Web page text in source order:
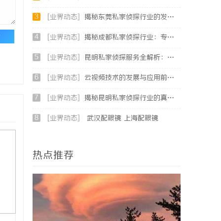
3 [业界动态] 揭秘东莞私家侦探行业的发展与服务价值
4 [业界动态] 揭秘成都私家侦探行业：专业服务与法律边界解析
5 [业界动态] 昆明私家侦探服务全解析：专业侦查助您解决疑难问题
6 [业界动态] 云视频技术的发展与应用前景全方位解析
7 [业界动态] 揭秘昆明私家侦探行业的真实面貌与服务价值
8 [业界动态] 武汉配眼镜 上海配眼镜
热点推荐